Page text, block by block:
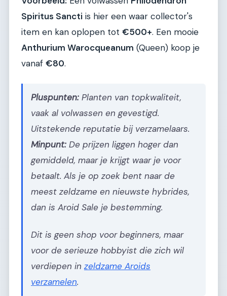
Spiritus Sancti is hier een waar collector's
item en kan oplopen tot €500+. Een mooie
Anthurium Warocqueanum (Queen) koop je
vanaf €80.
Pluspunten: Planten van topkwaliteit,
vaak al volwassen en gevestigd.
Uitstekende reputatie bij verzamelaars.
Minpunt: De prijzen liggen hoger dan
gemiddeld, maar je krijgt waar je voor
betaalt. Als je op zoek bent naar de
meest zeldzame en nieuwste hybrides,
dan is Aroid Sale je bestemming.
Dit is geen shop voor beginners, maar
voor de serieuze hobbyist die zich wil
verdiepen in zeldzame Aroids
verzamelen.